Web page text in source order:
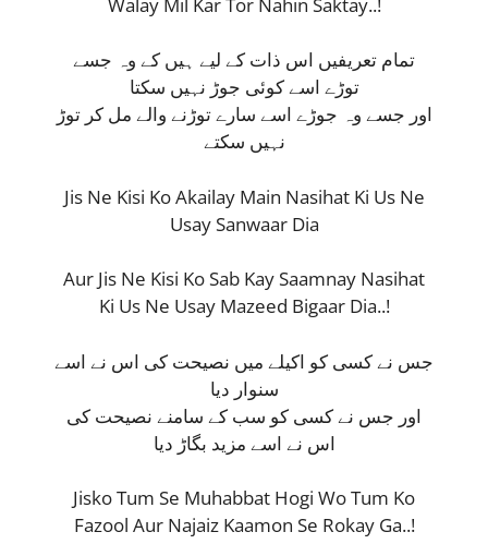
تمام تعریفیں اس ذات کے لیے ہیں کے وہ جسے
توڑے اسے کوئی جوڑ نہیں سکتا
اور جسے وہ جوڑے اسے سارے توڑنے والے مل کر توڑ
نہیں سکتے
Jis Ne Kisi Ko Akailay Main Nasihat Ki Us Ne
Usay Sanwaar Dia
Aur Jis Ne Kisi Ko Sab Kay Saamnay Nasihat
Ki Us Ne Usay Mazeed Bigaar Dia..!
جس نے کسی کو اکیلے میں نصیحت کی اس نے اسے
سنوار دیا
اور جس نے کسی کو سب کے سامنے نصیحت کی
اس نے اسے مزید بگاڑ دیا
Jisko Tum Se Muhabbat Hogi Wo Tum Ko
Fazool Aur Najaiz Kaamon Se Rokay Ga..!